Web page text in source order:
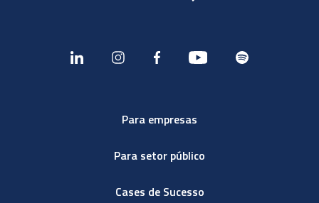
Para empresas
Para setor público
Cases de Sucesso